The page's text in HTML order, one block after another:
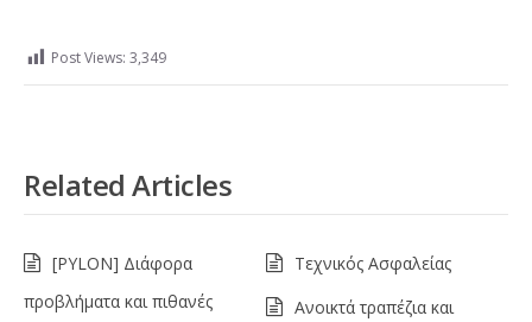
Post Views: 3,349
Related Articles
[PYLON] Διάφορα
προβλήματα και πιθανές
Τεχνικός Ασφαλείας
Ανοικτά τραπέζια και